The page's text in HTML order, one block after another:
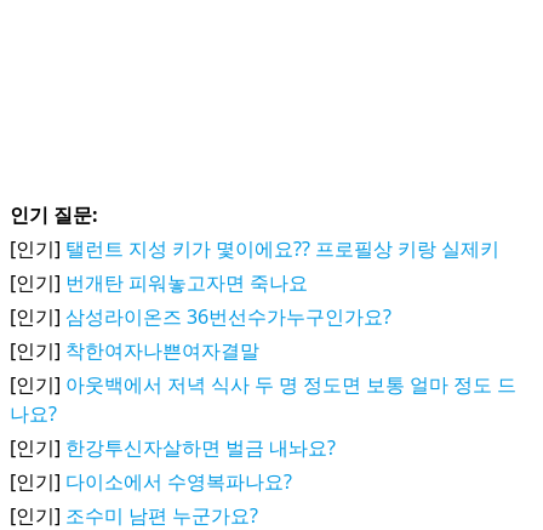
인기 질문:
[인기] 탤런트 지성 키가 몇이에요?? 프로필상 키랑 실제키
[인기] 번개탄 피워놓고자면 죽나요
[인기] 삼성라이온즈 36번선수가누구인가요?
[인기] 착한여자나쁜여자결말
[인기] 아웃백에서 저녁 식사 두 명 정도면 보통 얼마 정도 드
나요?
[인기] 한강투신자살하면 벌금 내놔요?
[인기] 다이소에서 수영복파나요?
[인기] 조수미 남편 누군가요?